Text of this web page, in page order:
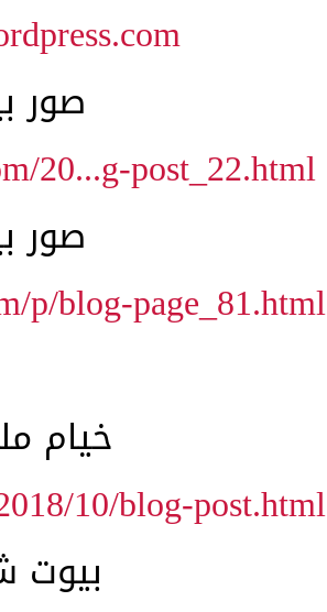
صور
20...g-post_22.html
صور
p/blog-page_81.html
خيام
10/blog-post.html
بيوت